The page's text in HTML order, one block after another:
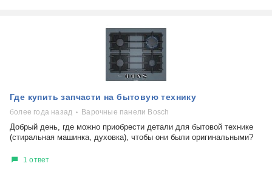
Где купить запчасти на бытовую технику
более года назад Варочные панели Bosch
Добрый день, где можно приобрести детали для бытовой технике
(стиральная машинка, духовка), чтобы они были оригинальными?
1 ответ